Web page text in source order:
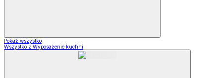
Pokaż wszystko
Wszystko z Wyposażenie kuchni